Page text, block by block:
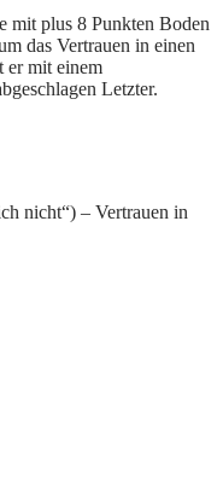
mit plus 8 Punkten Boden
das Vertrauen in einen
er mit einem
Letzter.
nicht“) – Vertrauen in